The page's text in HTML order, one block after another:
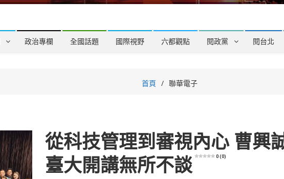
政治專欄 全國話題 國際視野 六都觀點 閱政黨 閱台北
首頁 聯華電子
從科技管理到審視內心 曹興
臺大開講無所不談
0 (0)